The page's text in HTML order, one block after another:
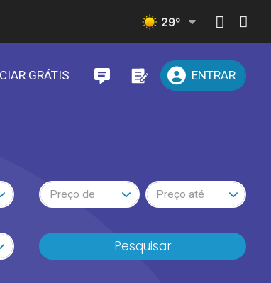
29º
GRÁTIS ENTRAR
Preço de Preço até
Pesquisar